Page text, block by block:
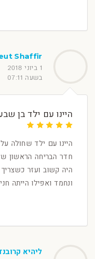
Shaffir
1 ביוני 2018
בשעה 07:11
היינו עם ילד בן
היינו עם ילד שחולה
חדר הבריחה הראשון
היה קשוב ועזר
ונחמד ואפילו הייתה
ליהיא